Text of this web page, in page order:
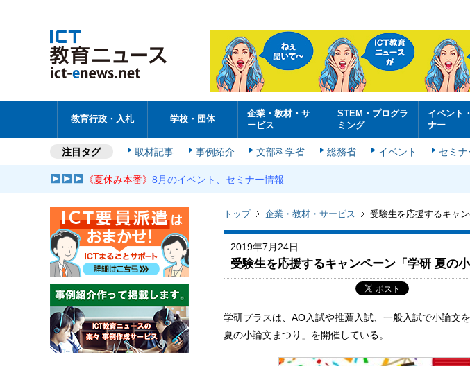
教育行政・入札 学校・団体
企業・教材・サ
ービス
STEM・プログラ
ミング
イベント
ナー
注目タグ 取材記事 事例紹介 文部科学省 総務省 イベント セミナ
《夏休み本番》8月のイベント、セミナー情報
トップ 企業・教材・サービス 受験生を応援するキャ
2019年7月24日
受験生を応援するキャンペーン「学研 夏の
学研プラスは、AO入試や推薦入試、一般入試で小論文
夏の小論文まつり」を開催している。